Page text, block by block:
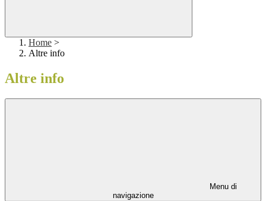
Home >
Altre info
Altre info
Menu di
navigazione